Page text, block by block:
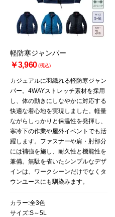
軽防寒ジャンパー
￥3,960(税込)
カジュアルに羽織れる軽防寒ジャン
パー。4WAYストレッチ素材を採用
し、体の動きにしなやかに対応する
快適な着心地を実現しました。軽量
ながらしっかりと保温性を発揮し、
寒冷下の作業や屋外イベントでも活
躍します。ファスナーや肩・肘部分
には補強を施し、耐久性と機能性を
兼備。無駄を省いたシンプルなデザ
インは、ワークシーンだけでなくタ
ウンユースにも馴染みます。
カラー:全3色
サイズ:S～5L